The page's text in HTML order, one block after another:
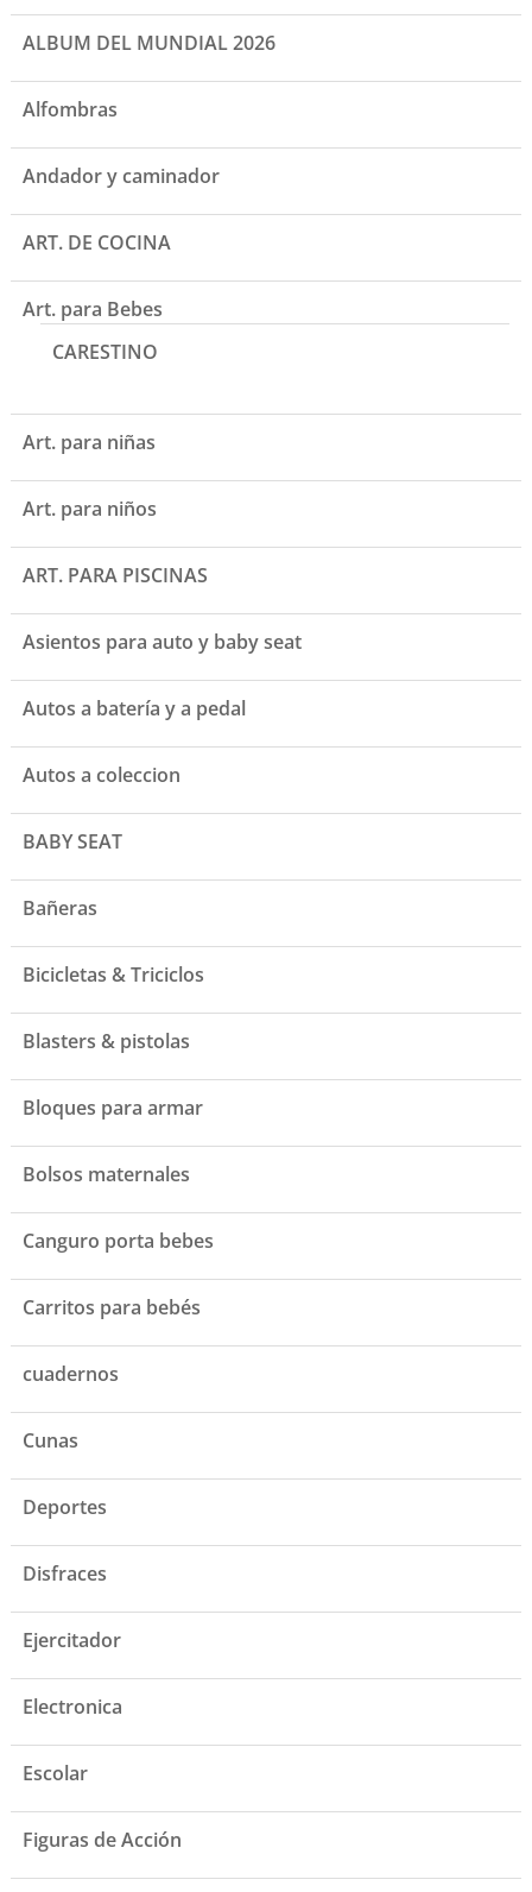
ALBUM DEL MUNDIAL 2026
Alfombras
Andador y caminador
ART. DE COCINA
Art. para Bebes
CARESTINO
Art. para niñas
Art. para niños
ART. PARA PISCINAS
Asientos para auto y baby seat
Autos a batería y a pedal
Autos a coleccion
BABY SEAT
Bañeras
Bicicletas & Triciclos
Blasters & pistolas
Bloques para armar
Bolsos maternales
Canguro porta bebes
Carritos para bebés
cuadernos
Cunas
Deportes
Disfraces
Ejercitador
Electronica
Escolar
Figuras de Acción